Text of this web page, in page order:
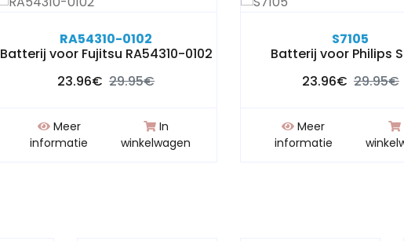
RA54310-0102
Batterij voor Fujitsu RA54310-0102
23.96€ 29.95€
Meer
informatie
In
winkelwagen
S7105
Batterij voor Philips
23.96€ 29.95€
Meer
informatie